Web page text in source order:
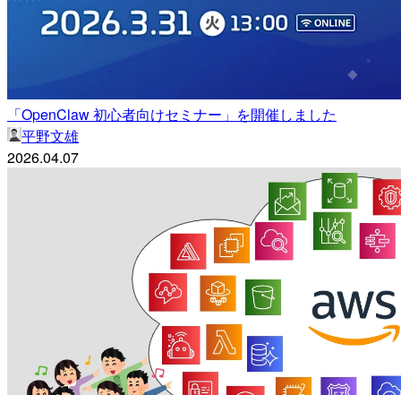
「OpenClaw 初心者向けセミナー」を開催しました
平野文雄
2026.04.07